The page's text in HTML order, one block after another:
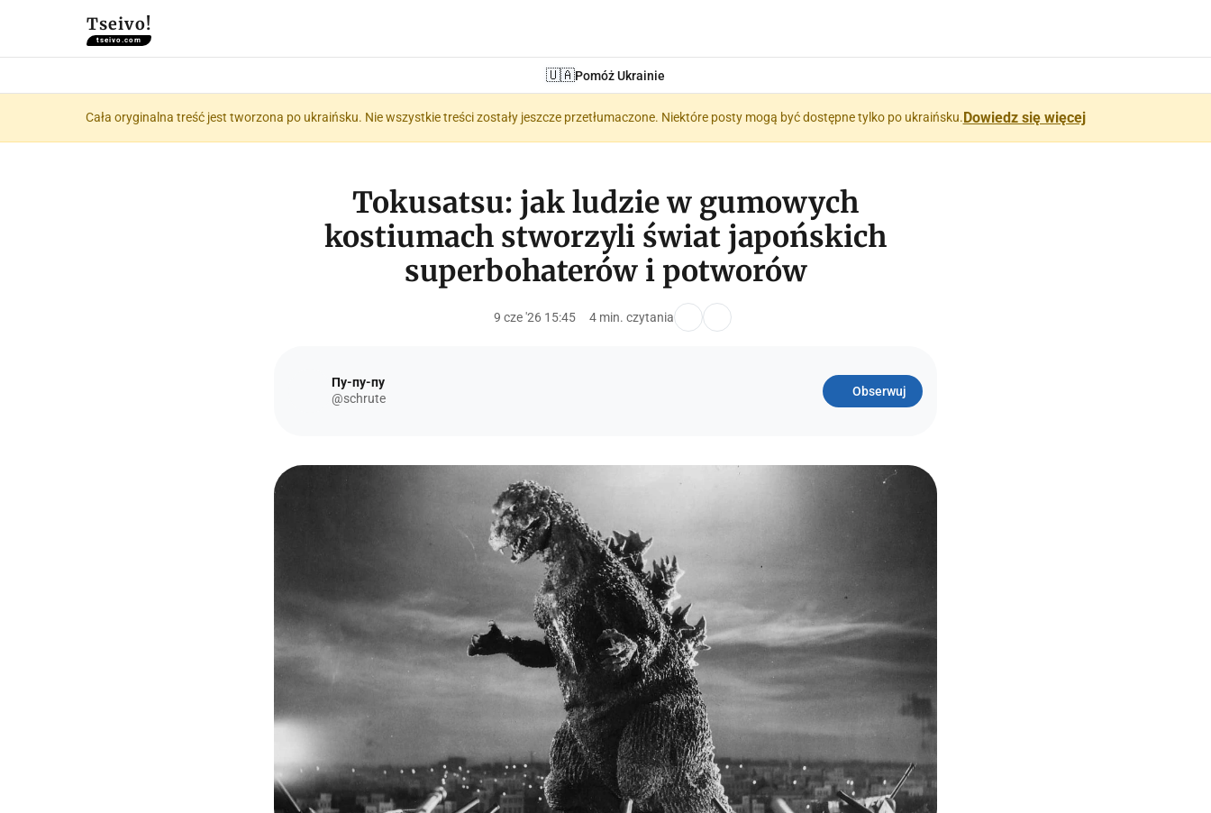
Tseivo!
tseivo.com
🇺🇦Pomóż Ukrainie
Cała oryginalna treść jest tworzona po ukraińsku. Nie wszystkie treści zostały jeszcze przetłumaczone. Niektóre posty mogą być dostępne tylko po ukraińsku.Dowiedz się więcej
Tokusatsu: jak ludzie w gumowych
kostiumach stworzyli świat japońskich
superbohaterów i potworów
9 cze '26 15:45 4 min. czytania
Пу-пу-пу
@schrute
Obserwuj